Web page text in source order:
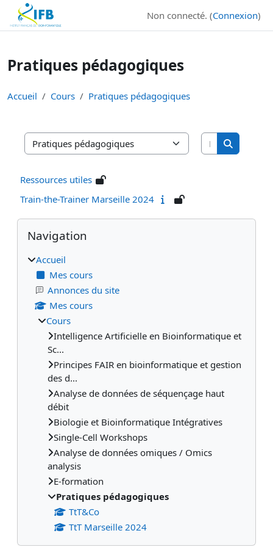
Institut Français de Bioinformatique - Les formations
Passer au contenu principal
Non connecté. (Connexion)
Pratiques pédagogiques
Accueil Cours Pratiques pédagogiques
Catégories de cours
Rechercher
Ressources utiles
Train-the-Trainer Marseille 2024
Blocs
Passer Navigation
Navigation
Accueil
Mes cours
Annonces du site
Mes cours
Cours
Intelligence Artificielle en Bioinformatique et
Sc...
Principes FAIR en bioinformatique et gestion
des d...
Analyse de données de séquençage haut
débit
Biologie et Bioinformatique Intégratives
Single-Cell Workshops
Analyse de données omiques / Omics
analysis
E-formation
Pratiques pédagogiques
TtT&Co
TtT Marseille 2024